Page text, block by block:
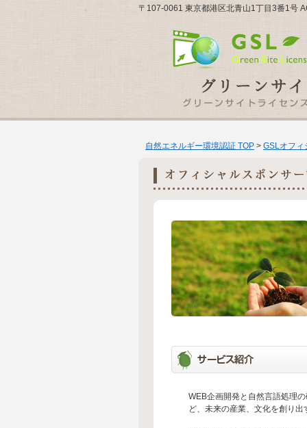
〒107-0061 東京都港区北青山1丁目3番1号
自然エネルギー環境認証 TOP > GSLオフィ
WEB企画開発と自然言語処理
ど、未来の産業、文化を創り